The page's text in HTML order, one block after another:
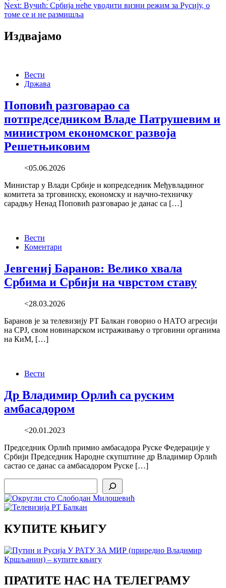
navigation
Next: Вучић: Србија неће уводити визни режим за Русију, о
томе се и не размишља
Издвајамо
Вести
Држава
Поповић разговарао са
потпредседником Владе Патрушевим и
министром економског развоја
Решетњиковим
<05.06.2026
Министар у Влади Србије и копредседник Међувладиног
комитета за трговинску, економску и научно-техничку
сарадњу Ненад Поповић разговарао је данас са […]
Вести
Коментари
Јевгениј Баранов: Велико хвала
Србима и Србији на чврстом ставу
<28.03.2026
Баранов је за телевизију РТ Балкан говорио о НАТО агресији
на СРЈ, свом новинарском истраживању о трговини органима
на КиМ, […]
Вести
Др Владимир Орлић са руским
амбасадором
<20.01.2023
Председник Орлић примио амбасадора Руске Федерације у
Србији Председник Народне скупштине др Владимир Орлић
састао се данас са амбасадором Руске […]
КУПИТЕ КЊИГУ
ПРАТИТЕ НАС НА ТЕЛЕГРАМУ